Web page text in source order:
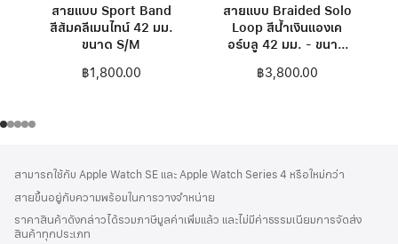
สายแบบ Sport Band
สีส้มคลีเมนไทน์ 42 มม.
ขนาด S/M
฿1,800.00
สายแบบ Braided Solo
Loop สีน้ำเงินแองเค
อร์บลู 42 มม. - ขนาด
฿3,800.00
ท้าย
กระดาษ
เชิงอรรถ
สามารถใช้กับ Apple Watch SE และ Apple Watch Series 4 หรือใหม่กว่า
สายขึ้นอยู่กับความพร้อมในการวางจำหน่าย
ราคาสินค้าดังกล่าวได้รวมภาษีมูลค่าเพิ่มแล้ว และไม่มีค่าธรรมเนียมการจัดส่ง
สินค้าทุกประเภท